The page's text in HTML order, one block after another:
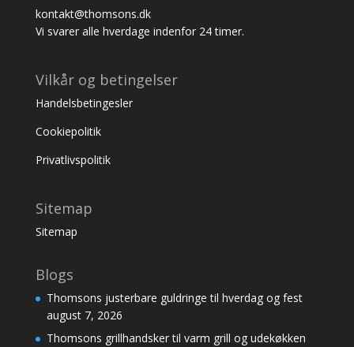
kontakt@thomsons.dk
Vi svarer alle hverdage indenfor 24 timer.
Vilkår og betingelser
Handelsbetingesler
Cookiepolitik
Privatlivspolitik
Sitemap
Sitemap
Blogs
Thomsons justerbare guldringe til hverdag og fest
august 7, 2026
Thomsons grillhandsker til varm grill og udekøkken